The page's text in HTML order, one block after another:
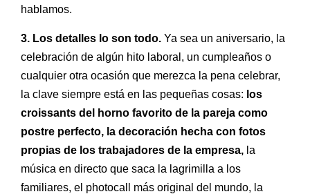
hablamos.
3. Los detalles lo son todo. Ya sea un aniversario, la
celebración de algún hito laboral, un cumpleaños o
cualquier otra ocasión que merezca la pena celebrar,
la clave siempre está en las pequeñas cosas: los
croissants del horno favorito de la pareja como
postre perfecto, la decoración hecha con fotos
propias de los trabajadores de la empresa, la
música en directo que saca la lagrimilla a los
familiares, el photocall más original del mundo, la